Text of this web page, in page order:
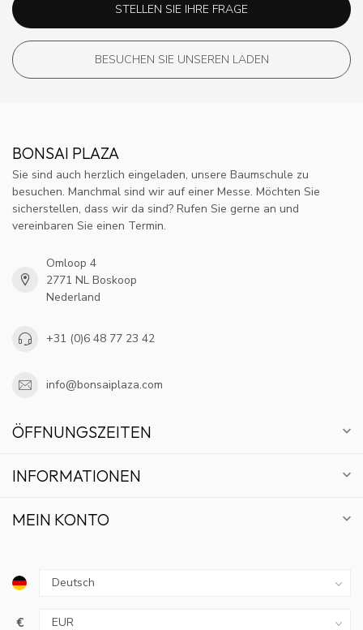
STELLEN SIE IHRE FRAGE
BESUCHEN SIE UNSEREN LADEN
BONSAI PLAZA
Sie sind auch herzlich eingeladen, unsere Baumschule zu
besuchen. Manchmal sind wir auf einer Messe. Möchten Sie
sicherstellen, dass wir da sind? Rufen Sie gerne an und
vereinbaren Sie einen Termin.
Omloop 4
2771 NL Boskoop
Nederland
+31 (0)6 48 77 23 42
info@bonsaiplaza.com
ÖFFNUNGSZEITEN
INFORMATIONEN
MEIN KONTO
€